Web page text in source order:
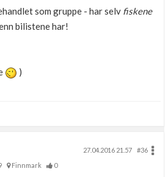
som gruppe - har selv fiskene
bilistene har!
)
27.04.2016 21.57
#36
Finnmark 0